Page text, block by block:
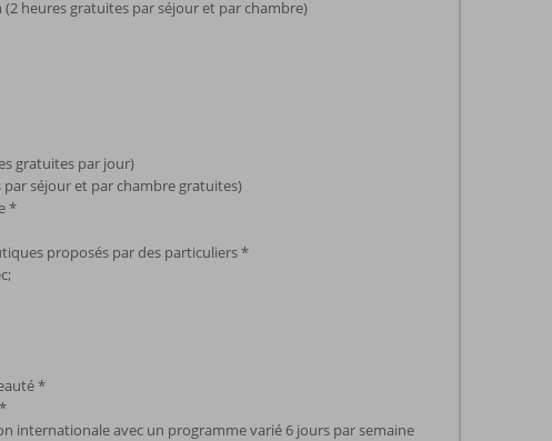
(2 heures gratuites par séjour et par chambre)
gratuites par jour)
par séjour et par chambre gratuites)
*
proposés par des particuliers *
*
internationale avec un programme varié 6 jours par semaine